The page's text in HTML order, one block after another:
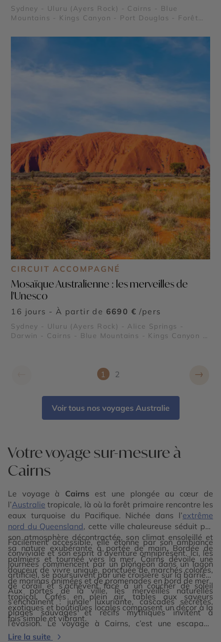
Sydney - Uluru (Ayers Rock) - Cairns - Blue
Mountains - Kings Canyon - Port Douglas - Forêt
CIRCUIT ACCOMPAGNÉ
Mosaïque Australienne : les merveilles de
l'Unesco
16 jours - À partir de 6690 € /pers
Sydney - Uluru (Ayers Rock) - Alice Springs -
Darwin - Cairns - Blue Mountains - Kings Canyon -
1 2 →
Voir tous nos voyages Australie
Votre voyage sur-mesure à
Cairns
Le voyage à Cairns est une plongée au cœur de
l’Australie tropicale, là où la forêt primaire rencontre les
eaux turquoise du Pacifique. Nichée dans l’extrême
nord du Queensland, cette ville chaleureuse séduit par
son atmosphère décontractée, son climat ensoleillé et
sa nature exubérante à portée de main. Bordée de
palmiers et tournée vers la mer, Cairns dévoile une
douceur de vivre unique, ponctuée de marchés colorés,
de marinas animées et de promenades en bord de mer.
Facilement accessible, elle étonne par son ambiance
conviviale et son esprit d’aventure omniprésent. Ici, les
journées commencent par un plongeon dans un lagon
artificiel, se poursuivent par une croisière sur la barrière
de corail et s’achèvent face à un coucher de soleil
tropical. Cafés en plein air, tables aux saveurs
exotiques et boutiques locales composent un décor à la
fois simple et vibrant.
Aux portes de la ville, les merveilles naturelles
s’enchaînent : jungle luxuriante, cascades secrètes,
plages sauvages et récifs mythiques invitent à
l’évasion. Le voyage à Cairns, c’est une escapade
sensorielle entre mer et forêt, une aventure intense au
Lire la suite